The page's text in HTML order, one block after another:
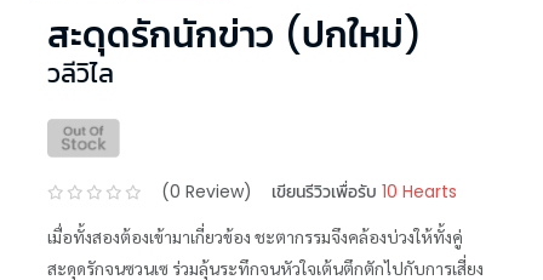
สะดุดรักนักข่าว (ปกใหม่)
วลีวิไล
(0 Review) เขียนรีวิวเพื่อรับ 10 Hearts
เมื่อทั้งสองต้องเข้ามาเกี่ยวข้อง ชะตากรรมจึงคล้องบ่วงให้ทั้งคู่
สะดุดรักจนซวนเซ ร่วมลุ้นระทึกจนหัวใจเต้นตึกตักไปกับการเสี่ยง